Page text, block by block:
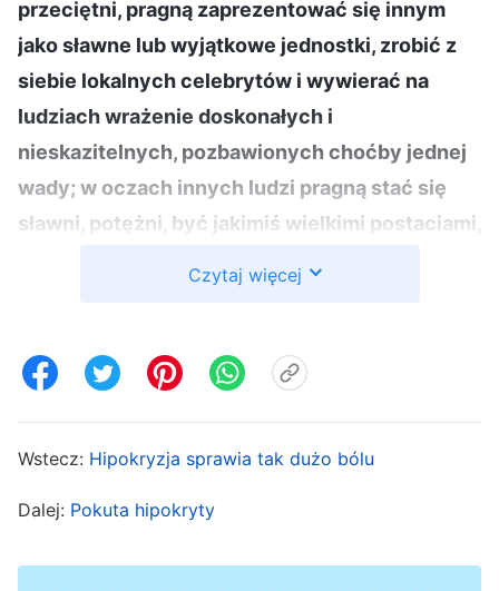
przeciętni, pragną zaprezentować się innym
jako sławne lub wyjątkowe jednostki, zrobić z
siebie lokalnych celebrytów i wywierać na
ludziach wrażenie doskonałych i
nieskazitelnych, pozbawionych choćby jednej
wady; w oczach innych ludzi pragną stać się
sławni, potężni, być jakimiś wielkimi postaciami,
wszystkiego, jakby nie było dla nich nic
pomoc, będą się wydawać niekompetentni,
starają się zachowywać pozory. Niektórzy
ludzie, poproszeni o zrobienie czegoś, mówią,
Czytaj więcej
Wstecz: Hipokryzja sprawia tak dużo bólu
Dalej: Pokuta hipokryty